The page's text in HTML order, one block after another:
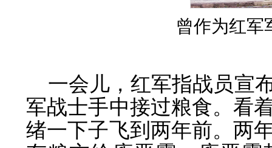
曾作为红军
一会儿，红军指战员宣
军战士手中接过粮食。看
绪一下子飞到两年前。两